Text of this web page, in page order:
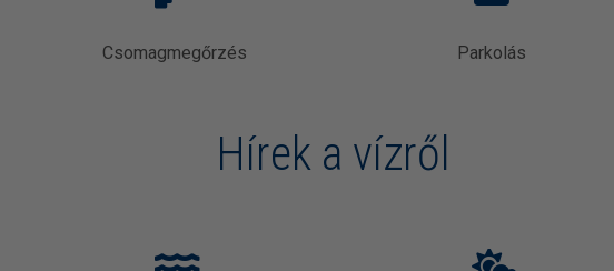
Csomagmegőrzés Parkolás
Hírek a vízről